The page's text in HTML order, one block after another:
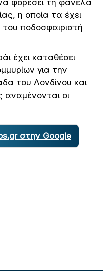
φορέσει τη φανέλα
η οποία τα έχει
ποδοσφαιριστή
έχει καταθέσει
για την
του Λονδίνου και
αναμένονται οι
στην Google